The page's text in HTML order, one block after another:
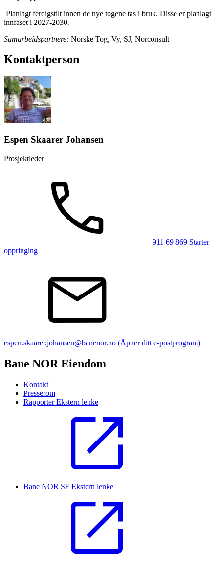
Planlagt ferdigstilt innen de nye togene tas i bruk. Disse er planlagt
innfaset i 2027-2030.
Samarbeidspartnere: Norske Tog, Vy, SJ, Norconsult
Kontaktperson
Espen Skaarer Johansen
Prosjektleder
911 69 869 Starter
oppringing
espen.skaarer.johansen@banenor.no (Åpner ditt e-postprogram)
Bane NOR Eiendom
Kontakt
Presserom
RapporterEkstern lenke
Bane NOR SF Ekstern lenke